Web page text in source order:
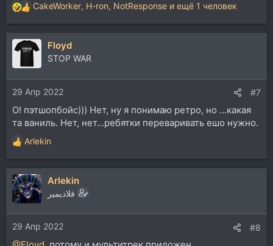
Р
е
а
к
и
и
:
CakeWorker, H-ron, NotResponse и ещё 1 человек
Floyd
STOP WAR
29 Апр 2022 #7
О! пэтшопбойс))) Нет, ну я понимаю ретро, но ...какая
та ваниль. Нет, нет...ребятки переваривать ешо нужно.
Р
е
а
к
ц
и
и
:
Arlekin
Arlekin
فلاديمير
29 Апр 2022 #8